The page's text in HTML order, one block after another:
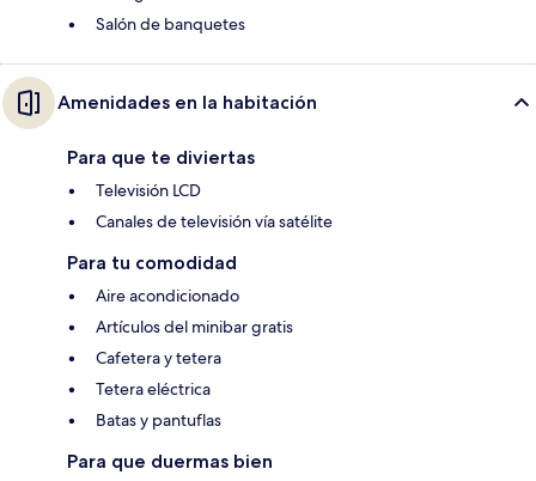
Salón de banquetes
Amenidades en la habitación
Para que te diviertas
Televisión LCD
Canales de televisión vía satélite
Para tu comodidad
Aire acondicionado
Artículos del minibar gratis
Cafetera y tetera
Tetera eléctrica
Batas y pantuflas
Para que duermas bien